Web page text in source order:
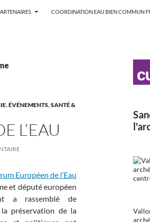
COORDINATION EAU BIEN COMMUN
,ÉVÉNEMENTS,SANTÉ &
L’EAU
Européen de l’Eau
et député européen
a rassemblé de
la préservation de la